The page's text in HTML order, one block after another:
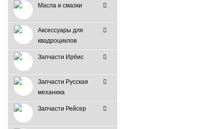
Масла и смазки
Аксессуары для
квадроциклов
Запчасти Ирбис
Запчасти Русская
механика
Запчасти Рейсер